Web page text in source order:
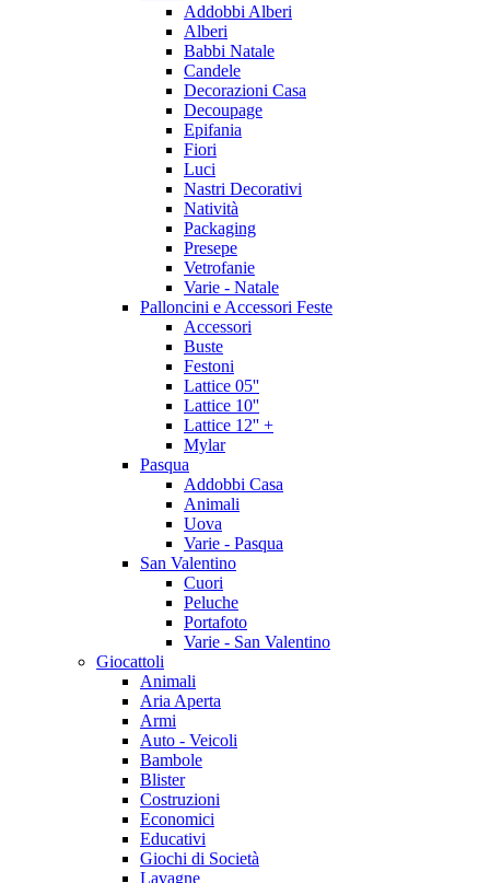
Addobbi Alberi
Alberi
Babbi Natale
Candele
Decorazioni Casa
Decoupage
Epifania
Fiori
Luci
Nastri Decorativi
Natività
Packaging
Presepe
Vetrofanie
Varie - Natale
Palloncini e Accessori Feste
Accessori
Buste
Festoni
Lattice 05''
Lattice 10''
Lattice 12'' +
Mylar
Pasqua
Addobbi Casa
Animali
Uova
Varie - Pasqua
San Valentino
Cuori
Peluche
Portafoto
Varie - San Valentino
Giocattoli
Animali
Aria Aperta
Armi
Auto - Veicoli
Bambole
Blister
Costruzioni
Economici
Educativi
Giochi di Società
Lavagne